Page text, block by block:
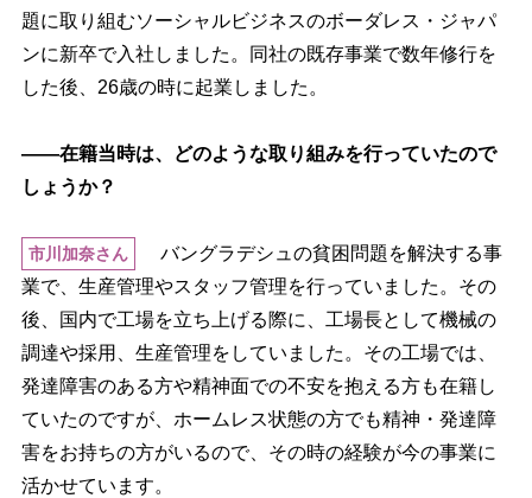
題に取り組むソーシャルビジネスのボーダレス・ジャパ
ンに新卒で入社しました。同社の既存事業で数年修行を
した後、26歳の時に起業しました。
――在籍当時は、どのような取り組みを行っていたので
しょうか？
市川加奈さん
バングラデシュの貧困問題を解決する事
業で、生産管理やスタッフ管理を行っていました。その
後、国内で工場を立ち上げる際に、工場長として機械の
調達や採用、生産管理をしていました。その工場では、
発達障害のある方や精神面での不安を抱える方も在籍し
ていたのですが、ホームレス状態の方でも精神・発達障
害をお持ちの方がいるので、その時の経験が今の事業に
活かせています。